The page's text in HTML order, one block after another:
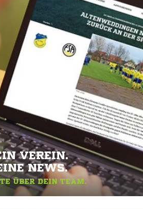
VEREIN.
NEWS.
ÜBER DEIN TEAM.